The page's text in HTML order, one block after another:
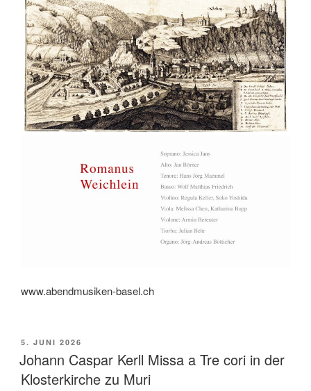
www.abendmusiken-basel.ch
VERÖFFENTLICHT
AM
5. JUNI 2026
Johann Caspar Kerll Missa a Tre cori in der
Klosterkirche zu Muri